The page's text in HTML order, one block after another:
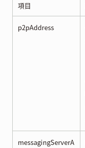
項目
p2pAddress
messagingServerA